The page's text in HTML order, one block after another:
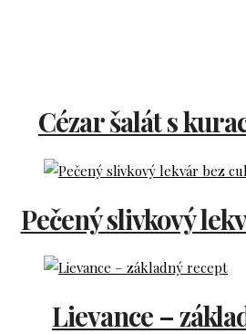
Cézar šalát s
Pečený slivkový
Lievance –